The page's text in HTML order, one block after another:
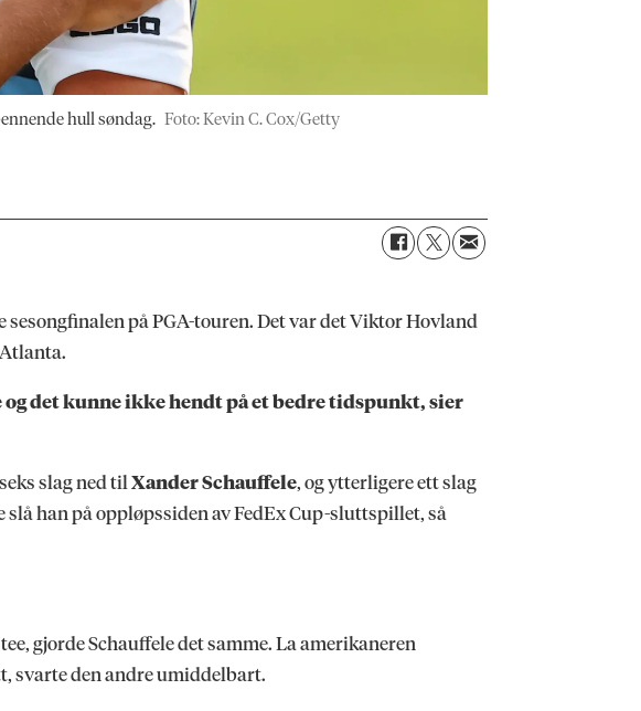
hull søndag. Foto: Kevin C. Cox/Getty
på PGA-touren. Det var det Viktor Hovland
og det kunne ikke hendt på et bedre tidspunkt, sier
slag ned tilXander Schauffele, og ytterligere ett slag
slå han på oppløpssiden av FedEx Cup-sluttspillet, så
gjorde Schauffele det samme. La amerikaneren
svarte den andre umiddelbart.